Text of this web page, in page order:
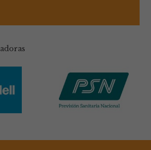
Anual Vet+i
Emergentes y